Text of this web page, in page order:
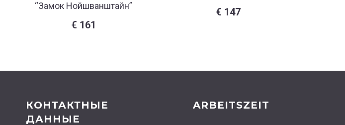
“Замок Нойшванштайн”
€ 161
€ 147
КОНТАКТНЫЕ
ДАННЫЕ
ARBEITSZEIT